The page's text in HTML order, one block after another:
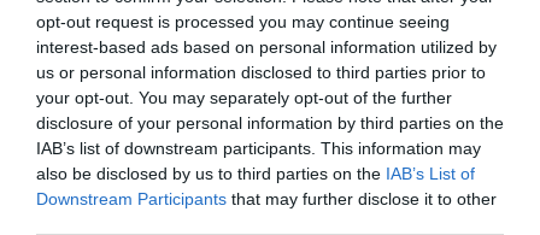
opt-out request is processed you may continue seeing
interest-based ads based on personal information utilized by
us or personal information disclosed to third parties prior to
your opt-out. You may separately opt-out of the further
disclosure of your personal information by third parties on the
IAB’s list of downstream participants. This information may
also be disclosed by us to third parties on the IAB’s List of
Downstream Participants that may further disclose it to other
Megrendelésre fagylalttortát is
készítünk.
Falatnyi francia öröm, az általunk
készített, mindig friss Macaron.
100 % arabika kávéinkat
szakértelemmel készítjük akár elvitelre
is.
fb.com/GelartoRosa/timeline